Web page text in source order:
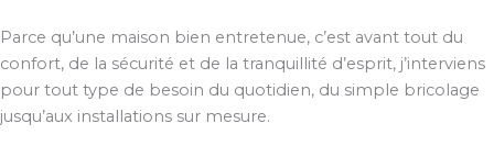
Parce qu’une maison bien entretenue, c’est avant tout du
confort, de la sécurité et de la tranquillité d’esprit, j’interviens
pour tout type de besoin du quotidien, du simple bricolage
jusqu’aux installations sur mesure.